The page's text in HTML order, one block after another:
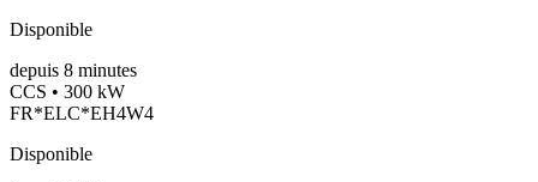
Disponible
depuis 8 minutes
CCS • 300 kW
FR*ELC*EH4W4
Disponible